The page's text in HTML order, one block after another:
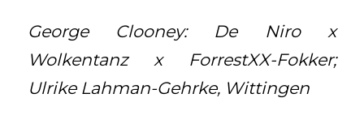
George Clooney: De Niro x
Wolkentanz x ForrestXX-Fokker;
Ulrike Lahman-Gehrke, Wittingen